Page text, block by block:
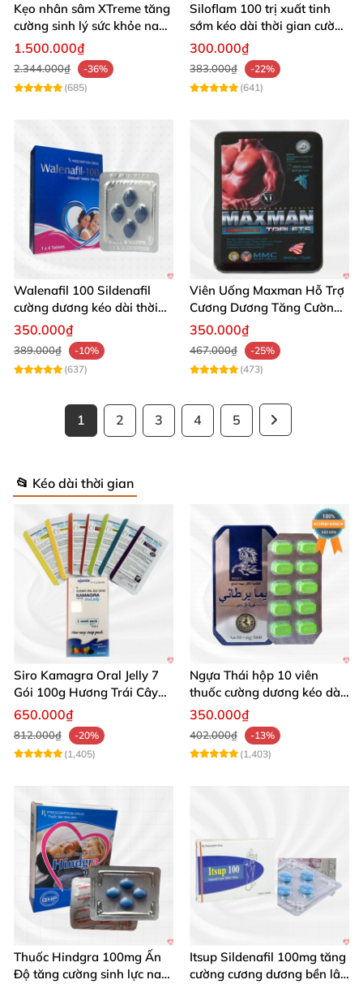
Kẹo nhân sâm XTreme tăng
cường sinh lý sức khỏe nam
giới
1.500.000₫
2.344.000₫
-36%
(685)
Siloflam 100 trị xuất tinh
sớm kéo dài thời gian cường
dương hiệu quả
300.000₫
383.000₫
-22%
(641)
Walenafil 100 Sildenafil
cường dương kéo dài thời
gian tăng sinh lý
350.000₫
389.000₫
-10%
(637)
Viên Uống Maxman Hỗ Trợ
Cương Dương Tăng Cường
Sinh Lý 10 Viên
350.000₫
467.000₫
-25%
(473)
1 2 3 4 5
📂 Kéo dài thời gian
Siro Kamagra Oral Jelly 7
Gói 100g Hương Trái Cây
Tăng Cường Sinh Lý Nam
650.000₫
812.000₫
-20%
(1,405)
Ngựa Thái hộp 10 viên
thuốc cường dương kéo dài
cực mạnh
350.000₫
402.000₫
-13%
(1,403)
Thuốc Hindgra 100mg Ấn
Độ tăng cường sinh lực nam
Itsup Sildenafil 100mg tăng
cường cương dương bền lâu